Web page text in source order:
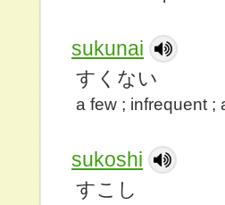
sukunai
すくない
a few ; infrequent ;
sukoshi
すこし